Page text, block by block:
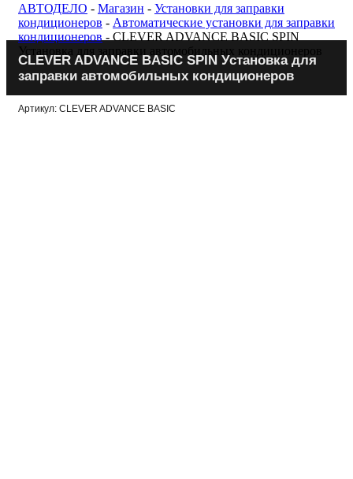
АВТОДЕЛО - Магазин - Установки для заправки
кондиционеров - Автоматические установки для заправки
кондиционеров - CLEVER ADVANCE BASIC SPIN
Установка для заправки автомобильных кондиционеров
CLEVER ADVANCE BASIC SPIN Установка для
заправки автомобильных кондиционеров
Артикул: CLEVER ADVANCE BASIC